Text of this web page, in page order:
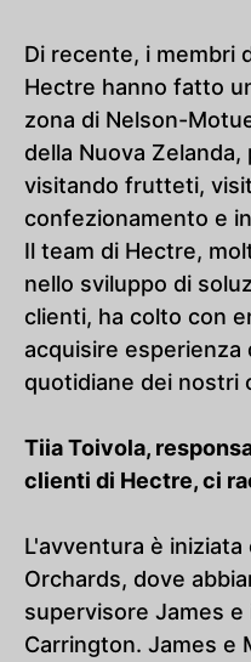
Di recente, i membri
Hectre hanno fatto
zona di Nelson-
della Nuova
visitando frutteti,
confezionamento e
Il team di Hectre,
nello sviluppo di
clienti, ha colto con
acquisire
quotidiane dei nostri
Tiia Toivola,
clienti di Hectre, ci
L'avventura è
Orchards, dove
supervisore James e
Carrington. James e